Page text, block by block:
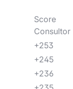
Score
Consultor
+253
+245
+236